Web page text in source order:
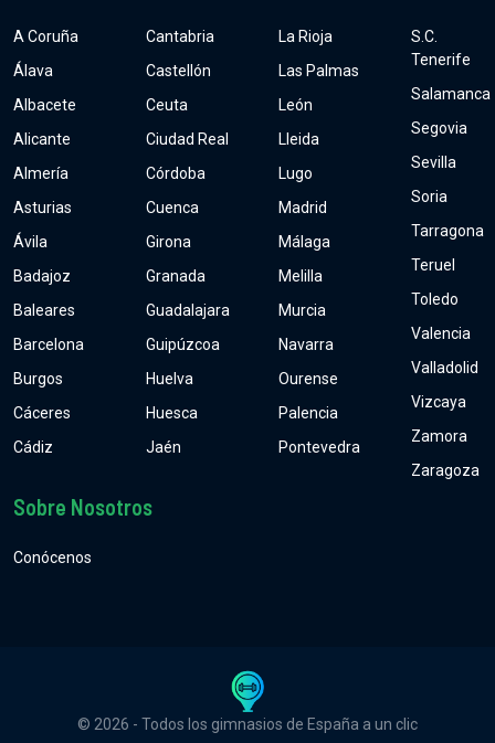
A Coruña
Álava
Albacete
Alicante
Almería
Asturias
Ávila
Badajoz
Baleares
Barcelona
Burgos
Cáceres
Cádiz
Cantabria
Castellón
Ceuta
Ciudad Real
Córdoba
Cuenca
Girona
Granada
Guadalajara
Guipúzcoa
Huelva
Huesca
Jaén
La Rioja
Las Palmas
León
Lleida
Lugo
Madrid
Málaga
Melilla
Murcia
Navarra
Ourense
Palencia
Pontevedra
S.C.
Tenerife
Salamanca
Segovia
Sevilla
Soria
Tarragona
Teruel
Toledo
Valencia
Valladolid
Vizcaya
Zamora
Zaragoza
Sobre Nosotros
Conócenos
© 2026 - Todos los gimnasios de España a un clic